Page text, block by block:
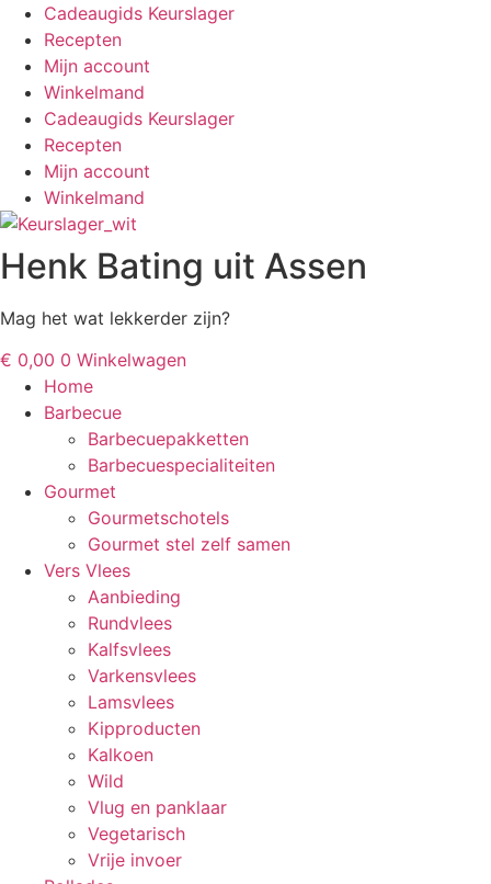
naar
inhoud
Cadeaugids Keurslager
Recepten
Mijn account
Winkelmand
Cadeaugids Keurslager
Recepten
Mijn account
Winkelmand
Henk Bating uit Assen
Mag het wat lekkerder zijn?
€ 0,00 0 Winkelwagen
Home
Barbecue
Barbecuepakketten
Barbecuespecialiteiten
Gourmet
Gourmetschotels
Gourmet stel zelf samen
Vers Vlees
Aanbieding
Rundvlees
Kalfsvlees
Varkensvlees
Lamsvlees
Kipproducten
Kalkoen
Wild
Vlug en panklaar
Vegetarisch
Vrije invoer